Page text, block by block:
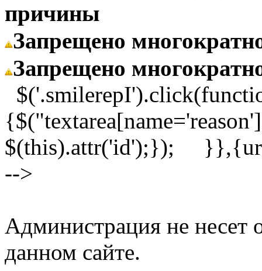
причины
Запрещено
Запрещено
$(this).attr('id');});
-->
Администрация не несет
данном сайте.